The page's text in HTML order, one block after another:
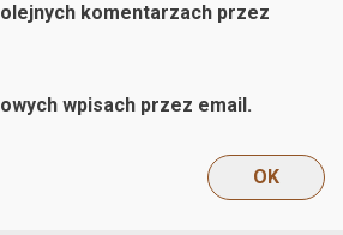
komentarzach przez
wpisach przez email.